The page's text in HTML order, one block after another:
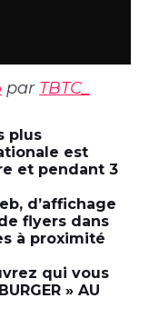
par TBTC_
plus
est
et pendant 3
d’affichage
flyers dans
à proximité
qui vous
» AU